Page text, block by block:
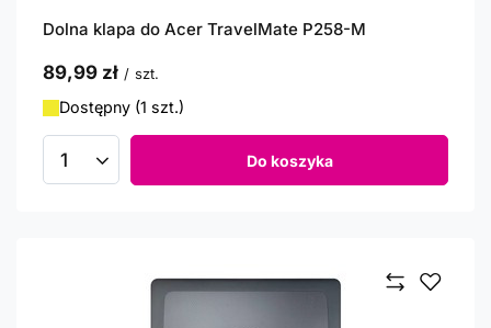
Dolna klapa do Acer TravelMate P258-M
89,99 zł / szt.
Dostępny (1 szt.)
Ilość produktów Do koszyka